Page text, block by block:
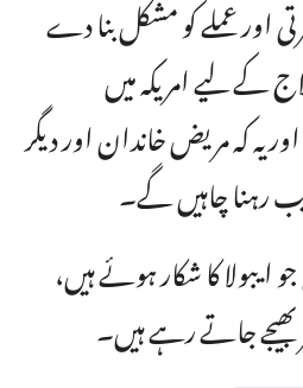
اور عملے کو مشکل بنا دے
کے لیے امریکہ میں
یہ کہ مریض خاندان اور دیگر
رہنا چاہیں گے۔
ایبولا کا شکار ہوئے ہیں،
جاتے رہے ہیں۔